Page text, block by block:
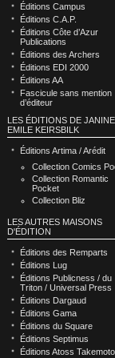
Éditions Campus
Éditions C.A.P.
Éditions Côte d’Azur
Publications
Éditions des Archers
Éditions EDI 2000
Éditions AA
Fascicule sans mention
d’éditeur
LES ÉDITIONS DE
EMILE KEIRSBILK
Éditions Artima / Arédit
Collection Comics
Collection Romantic
Pocket
Collection Bliz
LES AUTRES MAISONS
D'ÉDITION
Éditions des Remparts
Éditions Lug
Éditions Publicness / du
Triton / Universal Press
Éditions Dargaud
Éditions Gama
Éditions du Square
Éditions Septimus
Éditions Atoss Takemoto